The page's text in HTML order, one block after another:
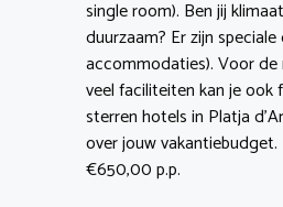
single room). Ben jij
duurzaam? Er zijn
accommodaties). Voor
veel faciliteiten kan je
sterren hotels in Platja
over jouw vakantiebudget.
€650,00 p.p.